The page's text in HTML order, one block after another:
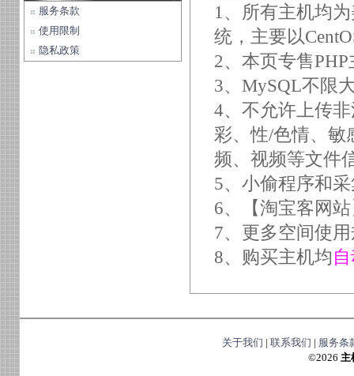
服务条款
使用限制
隐私政策
1、所有主机均
统，主要以
2、本页专售
3、MySQL不限
4、不允许上传
彩、性/色情、敏
频、视频等文件
5、小偷程序和
6、【淘宝客网
7、更多空间使
8、购买主机均
关于我们 | 联系我们 | 服务条
©2026 主